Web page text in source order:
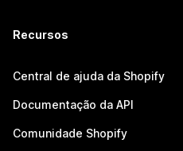
Recursos
Central de ajuda da Shopify
Documentação da API
Comunidade Shopify